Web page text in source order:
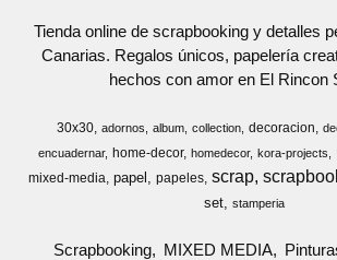
Tienda online de scrapbooking y detalles
Canarias. Regalos únicos, papelería
hechos con amor en El Rincon
30x30 adornos album collection decoracion
encuadernar home-decor homedecor kora-projects
mixed-media papel papeles scrap
set stamperia
Scrapbooking MIXED MEDIA